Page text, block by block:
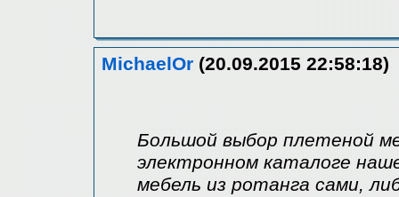
MichaelOr (20.09.2015 22:58:18)
Большой выбор плетеной
электронном каталоге
мебель из ротанга сами,